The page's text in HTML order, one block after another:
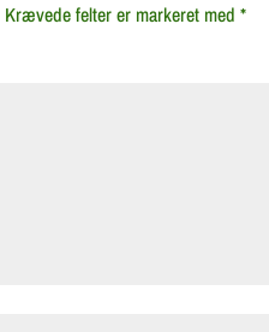
Krævede felter er markeret med*